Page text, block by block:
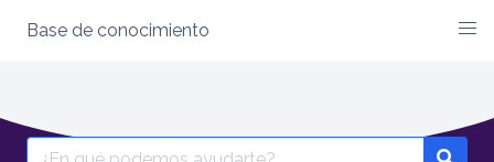
Base de conocimiento